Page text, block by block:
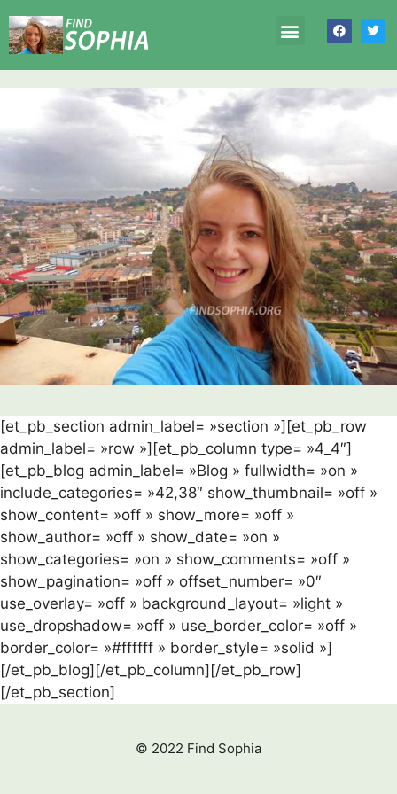
[et_pb_section admin_label= »section »][et_pb_row
admin_label= »row »][et_pb_column type= »4_4″]
[et_pb_blog admin_label= »Blog » fullwidth= »on »
include_categories= »42,38″ show_thumbnail= »off »
show_content= »off » show_more= »off »
show_author= »off » show_date= »on »
show_categories= »on » show_comments= »off »
show_pagination= »off » offset_number= »0″
use_overlay= »off » background_layout= »light »
use_dropshadow= »off » use_border_color= »off »
border_color= »#ffffff » border_style= »solid »]
[/et_pb_blog][/et_pb_column][/et_pb_row]
[/et_pb_section]
© 2022 Find Sophia